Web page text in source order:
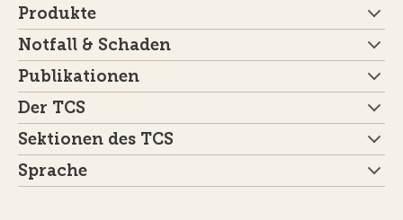
Produkte
Notfall & Schaden
Publikationen
Der TCS
Sektionen des TCS
Sprache